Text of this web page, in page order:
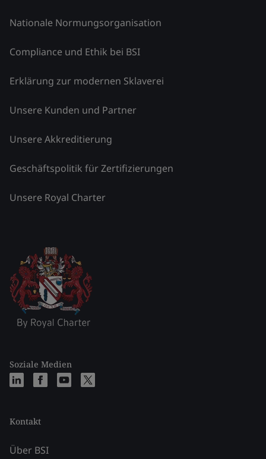
Nationale Normungsorganisation
Compliance und Ethik bei BSI
Erklärung zur modernen Sklaverei
Unsere Kunden und Partner
Unsere Akkreditierung
Geschäftspolitik für Zertifizierungen
Unsere Royal Charter
Soziale Medien
Kontakt
Über BSI